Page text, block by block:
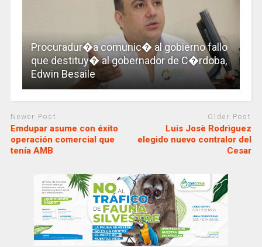
Procuradur�a comunic� al gobierno fallo
que destituy� al gobernador de C�rdoba,
Edwin Besaile
Newer Post
Emdupar asume con éxito
operación comercial que
tenía AMB
Older Post
Luis Josè Rodrìguez
elegido nuevo contralor del
Cesar